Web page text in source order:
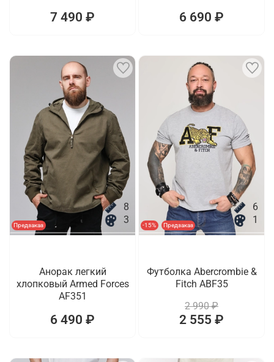
7 490 ₽ 6 690 ₽
Предзаказ
8
3
Анорак легкий
хлопковый Armed Forces
AF351
6 490 ₽
-15% Предзаказ
6
1
Футболка Abercrombie &
Fitch ABF35
2 990 ₽
2 555 ₽